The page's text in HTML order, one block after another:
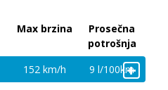
Max brzina
Prosečna
potrošnja
152 km/h 9 l/100km
+